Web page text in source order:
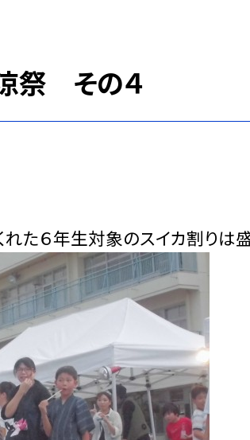
祭 その４
た６年生対象のスイカ割りは盛